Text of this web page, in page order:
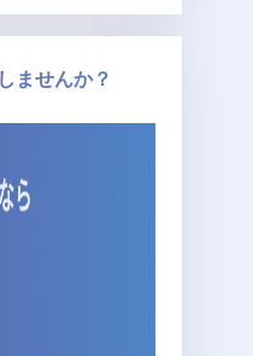
ませんか？